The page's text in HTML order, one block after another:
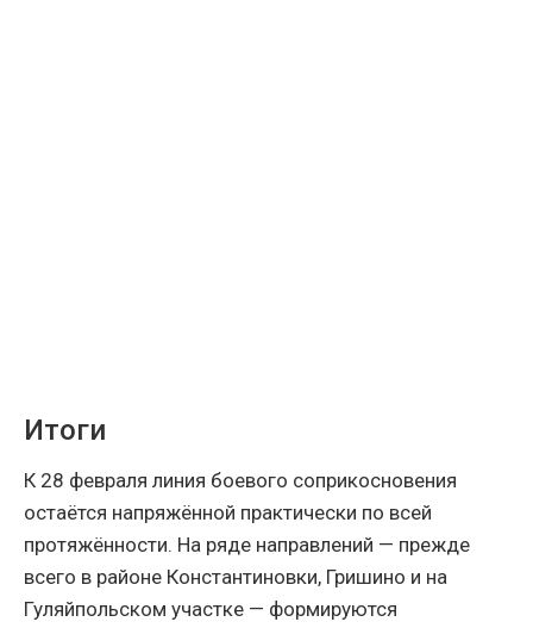
Итоги
К 28 февраля линия боевого соприкосновения
остаётся напряжённой практически по всей
протяжённости. На ряде направлений — прежде
всего в районе Константиновки, Гришино и на
Гуляйпольском участке — формируются